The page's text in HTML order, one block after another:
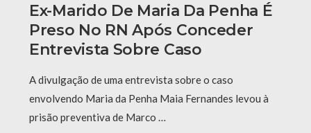
Ex-Marido De Maria Da Penha É
Preso No RN Após Conceder
Entrevista Sobre Caso
A divulgação de uma entrevista sobre o caso
envolvendo Maria da Penha Maia Fernandes levou à
prisão preventiva de Marco …